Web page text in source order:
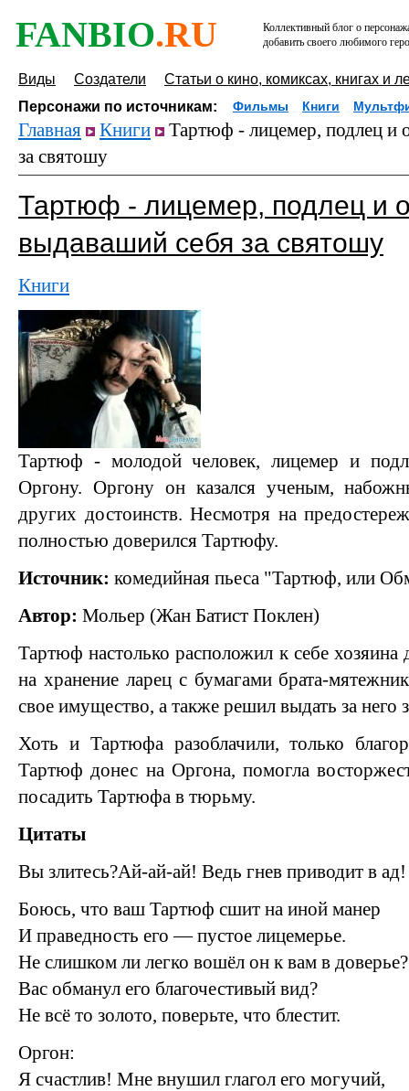
FANBIO.RU
Коллективный блог о
добавить своего любимого
Виды Создатели
Статьи о кино, комиксах, книгах и
Персонажи по источникам:
Фильмы Книги
Главная Книги
Тартюф - лицемер, подлец и
за святошу
Тартюф - лицемер, подлец и
выдаваший себя за святошу
Книги
Тартюф - молодой человек, лицемер и
Оргону. Оргону он казался ученым,
других достоинств. Несмотря на
полностью доверился Тартюфу.
Источник: комедийная пьеса "Тартюф, или
Автор: Мольер (Жан Батист Поклен)
Тартюф настолько расположил к себе
на хранение ларец с бумагами брата-
свое имущество, а также решил выдать за
Хоть и Тартюфа разоблачили, только
Тартюф донес на Оргона, помогла
посадить Тартюфа в тюрьму.
Цитаты
Вы злитесь?Ай-ай-ай! Ведь гнев приводит в ад!
Боюсь, что ваш Тартюф сшит на иной манер
И праведность его — пустое лицемерье.
Не слишком ли легко вошёл он к вам в доверье?
Вас обманул его благочестивый вид?
Не всё то золото, поверьте, что блестит.
Оргон:
Я счастлив! Мне внушил глагол его могучий,